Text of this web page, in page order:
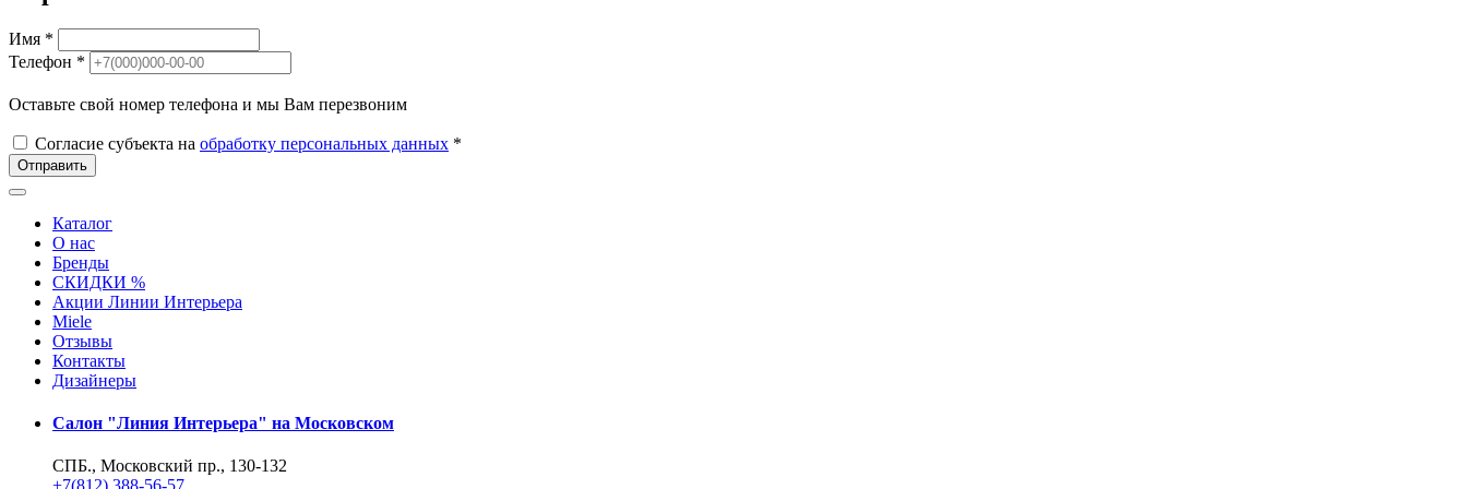
Имя *
Телефон *
Оставьте свой номер телефона и мы Вам перезвоним
Согласие субъекта на обработку персональных данных *
Отправить
Каталог
О нас
Бренды
СКИДКИ %
Акции Линии Интерьера
Miele
Отзывы
Контакты
Дизайнеры
Салон "Линия Интерьера" на Московском
СПБ., Московский пр., 130-132